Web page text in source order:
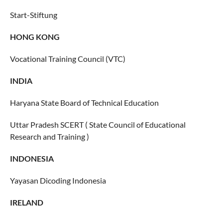
Start-Stiftung
HONG KONG
Vocational Training Council (VTC)
INDIA
Haryana State Board of Technical Education
Uttar Pradesh SCERT ( State Council of Educational
Research and Training )
INDONESIA
Yayasan Dicoding Indonesia
IRELAND